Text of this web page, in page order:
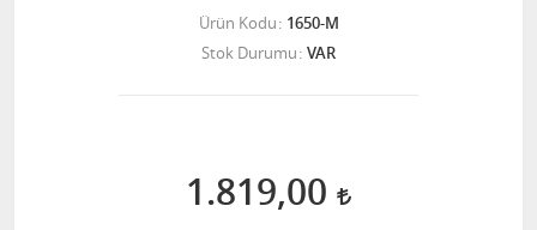
Ürün Kodu 1650-M
Stok Durumu VAR
1.819,00